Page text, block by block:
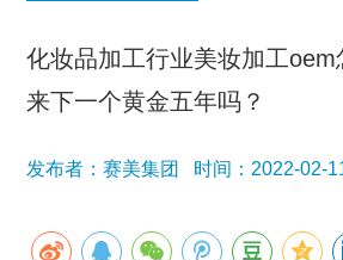
人事管理
领导团队 业务精英
新闻资讯
公众号资讯
化妆品加工行业美妆加工oem
来下一个黄金五年吗？
发布者：赛美集团 时间：2022-02-